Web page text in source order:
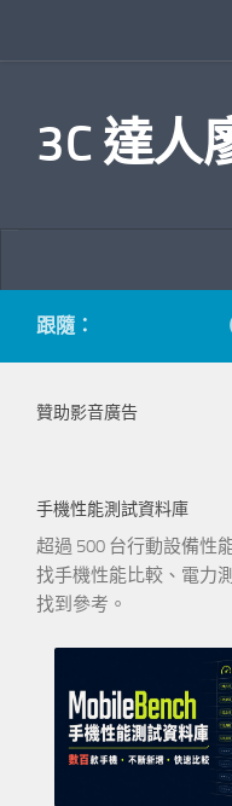
3C 達人
跟隨：
贊助影音廣告
手機性能測試資料庫
超過 500 台行動設備性
找手機性能比較、電力
找到參考。